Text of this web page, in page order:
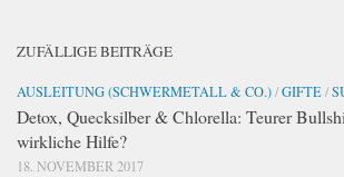
ZUFÄLLIGE BEITRÄGE
AUSLEITUNG (SCHWERMETALL & CO.)/GIFTE/
Detox, Quecksilber & Chlorella: Teurer
wirkliche Hilfe?
18. NOVEMBER 2017